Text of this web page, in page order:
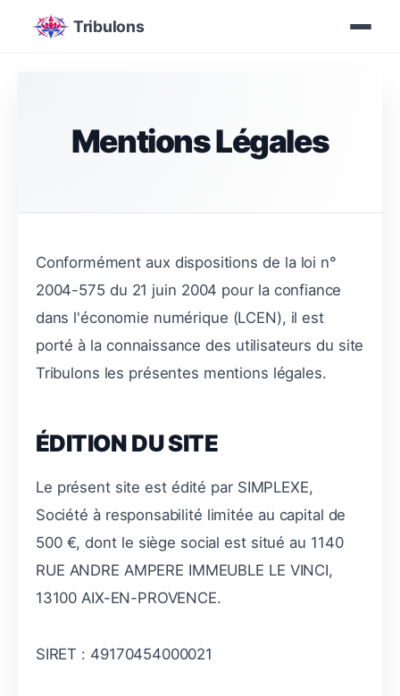
Tribulons
Mentions Légales
Conformément aux dispositions de la loi n°
2004-575 du 21 juin 2004 pour la confiance
dans l'économie numérique (LCEN), il est
porté à la connaissance des utilisateurs du site
Tribulons les présentes mentions légales.
ÉDITION DU SITE
Le présent site est édité par SIMPLEXE,
Société à responsabilité limitée au capital de
500 €, dont le siège social est situé au 1140
RUE ANDRE AMPERE IMMEUBLE LE VINCI,
13100 AIX-EN-PROVENCE.
SIRET : 49170454000021